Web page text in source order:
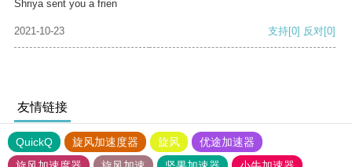
Shriya sent you a frien
2021-10-23 支持[0] 反对[0]
友情链接
QuickQ 旋风加速度器 旋风
优途加速器